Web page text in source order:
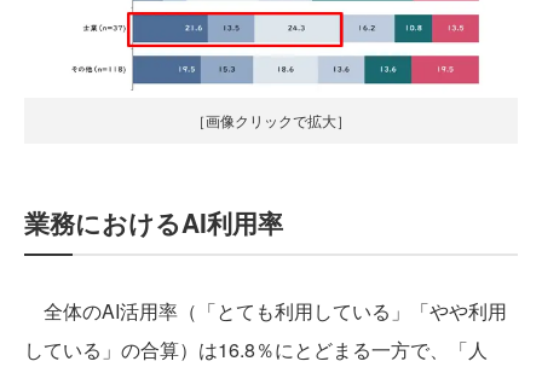
［画像クリックで拡大］
業務におけるAI利用率
全体のAI活用率（「とても利用している」「やや利用
している」の合算）は16.8％にとどまる一方で、「人